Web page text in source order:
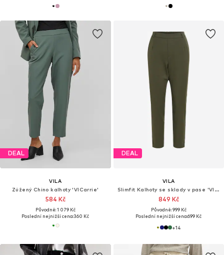
DEAL
VILA
Zúžený Chino kalhoty 'VICarrie'
584 Kč
Původně: 1 079 Kč
Poslední nejnižší cena:360 Kč
DEAL
VILA
Slimfit Kalhoty se sklady v pase 'VIVARONE'
849 Kč
Původně: 999 Kč
Poslední nejnižší cena:699 Kč
+14